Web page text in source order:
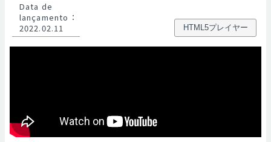
Data de
lançamento ：
2022.02.11
HTML5プレイヤー